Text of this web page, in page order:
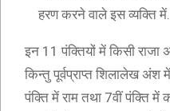
हरण करने वाले इस व्यक्ति
इन 11 पंक्तियों में किसी राजा
किन्तु पूर्वप्राप्त शिलालेख अंश
पंक्ति में राम तथा 7वीं पंक्ति में